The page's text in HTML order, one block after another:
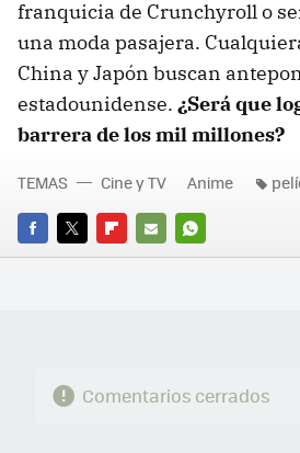
franquicia de Crunchyroll o
una moda pasajera.
China y Japón buscan
estadounidense. ¿Será que
barrera de los mil millones?
FACEBOOK
TWITTERFLIPBOARD
E-
WHATSAPP
TEMAS Cine y TV Anime
Comentarios cerrados